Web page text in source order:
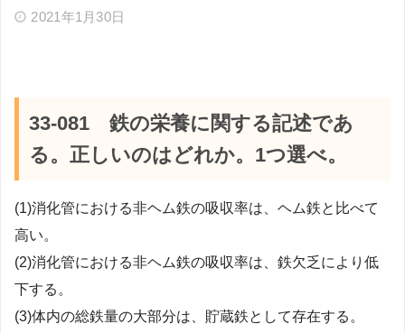
2021年1月30日
33-081 鉄の栄養に関する記述であ
る。正しいのはどれか。1つ選べ。
(1)消化管における非ヘム鉄の吸収率は、ヘム鉄と比べて
高い。
(2)消化管における非ヘム鉄の吸収率は、鉄欠乏により低
下する。
(3)体内の総鉄量の大部分は、貯蔵鉄として存在する。